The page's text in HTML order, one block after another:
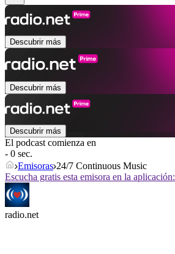
Descubrir más
Descubrir más
Descubrir más
El podcast comienza en
- 0 sec.
Emisoras 24/7 Continuous Music
Escucha gratis esta emisora en la aplicación:
radio.net